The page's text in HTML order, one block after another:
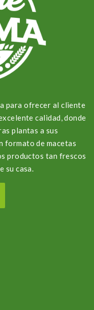
para ofrecer al cliente
calidad, donde
plantas a sus
formato de macetas
productos tan frescos
su casa.